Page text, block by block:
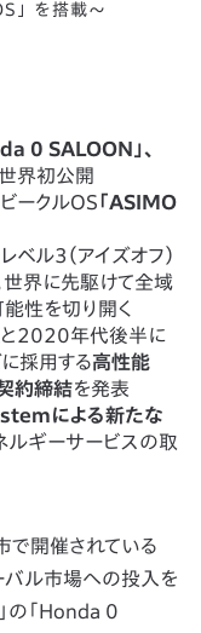
」を搭載～
0 SALOON」、
界初公開
ークルOS 「ASIMO
ル3（アイズオフ）
世界に先駆けて全域
性を切り開く
と2020年代後半に
採用する高性能
契約締結を発表
による新たな
ルギーサービスの取
で開催されている
ル市場への投入を
の「Honda 0